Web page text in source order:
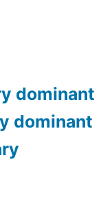
dominant
dominant